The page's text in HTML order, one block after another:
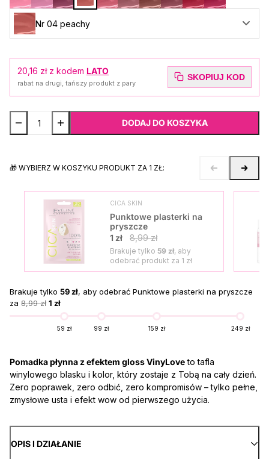
Nr 04 peachy
20,16 zł z kodem LATO
rabat na drugi, tańszy produkt z pary
SKOPIUJ KOD
DODAJ DO KOSZYKA
🎁 WYBIERZ W KOSZYKU PRODUKT ZA 1 ZŁ:
CICA SKIN
Punktowe plasterki na
pryszcze
1 zł
8,99 zł
Brakuje tylko 59 zł, aby
odebrać produkt za 1 zł
Brakuje tylko 59 zł, aby odebrać Punktowe plasterki na pryszcze
za 8,99 zł 1 zł
59 zł 99 zł 159 zł 249 zł
Pomadka płynna z efektem gloss VinyLoveto tafla
winylowego blasku i kolor, który zostaje z Tobą na cały dzień.
Zero poprawek, zero odbić, zero kompromisów – tylko pełne,
zmysłowe usta i efekt wow od pierwszego użycia.
OPIS I DZIAŁANIE